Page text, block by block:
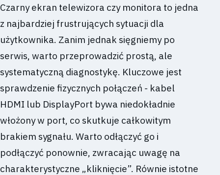
Czarny ekran telewizora czy monitora to jedna
z najbardziej frustrujących sytuacji dla
użytkownika. Zanim jednak sięgniemy po
serwis, warto przeprowadzić prostą, ale
systematyczną diagnostykę. Kluczowe jest
sprawdzenie fizycznych połączeń - kabel
HDMI lub DisplayPort bywa niedokładnie
włożony w port, co skutkuje całkowitym
brakiem sygnału. Warto odłączyć go i
podłączyć ponownie, zwracając uwagę na
charakterystyczne „kliknięcie”. Równie istotne